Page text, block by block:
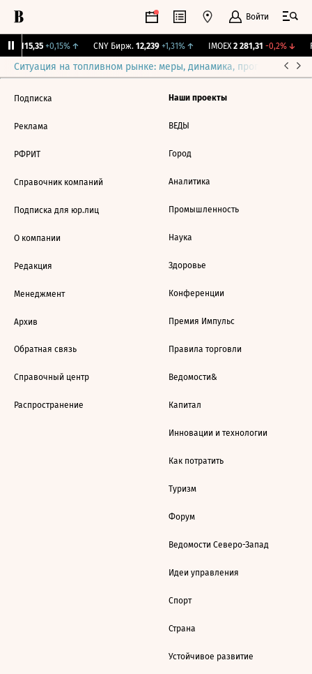
Войти
115,35 +0,15%↑ CNY Бирж. 12,239 +1,31%↑ IMOEX 2 281,31 -0,2%↓
Ситуация на топливном рынке: меры, динамика, прогнозы
Подписка
Реклама
РФРИТ
Справочник компаний
Подписка для юр.лиц
О компании
Редакция
Менеджмент
Архив
Обратная связь
Справочный центр
Распространение
Наши проекты
ВЕДЫ
Город
Аналитика
Промышленность
Наука
Здоровье
Конференции
Премия Импульс
Правила торговли
Ведомости&
Капитал
Инновации и технологии
Как потратить
Туризм
Форум
Ведомости Северо-Запад
Идеи управления
Спорт
Страна
Устойчивое развитие